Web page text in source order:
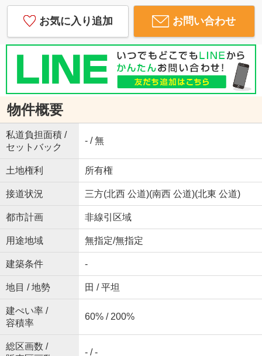
お気に入り追加 お問い合わせ
物件概要
私道負担面積 /
セットバック
- / 無
土地権利 所有権
接道状況 三方(北西 公道)(南西 公道)(北東 公道)
都市計画 非線引区域
用途地域 無指定/無指定
建築条件 -
地目 / 地勢 田 / 平坦
建ぺい率 /
容積率
60% / 200%
総区画数 /
- / -